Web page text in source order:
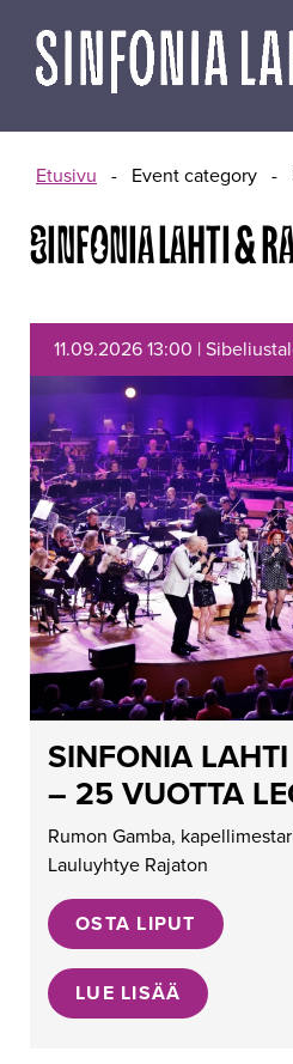
sisältöön
Etusivu - Event category -
SINFONIA LAHTI &
11.09.2026 13:00 |
SINFONIA
– 25 VUOTTA
Rumon Gamba,
Lauluyhtye Rajaton
OSTA LIPUT
LUE LISÄÄ